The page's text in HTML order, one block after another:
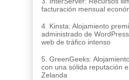
facturación mensual
4. Kinsta: Alojamiento
administrado de
web de tráfico intenso
5. GreenGeeks:
con una sólida reputación
Zelanda